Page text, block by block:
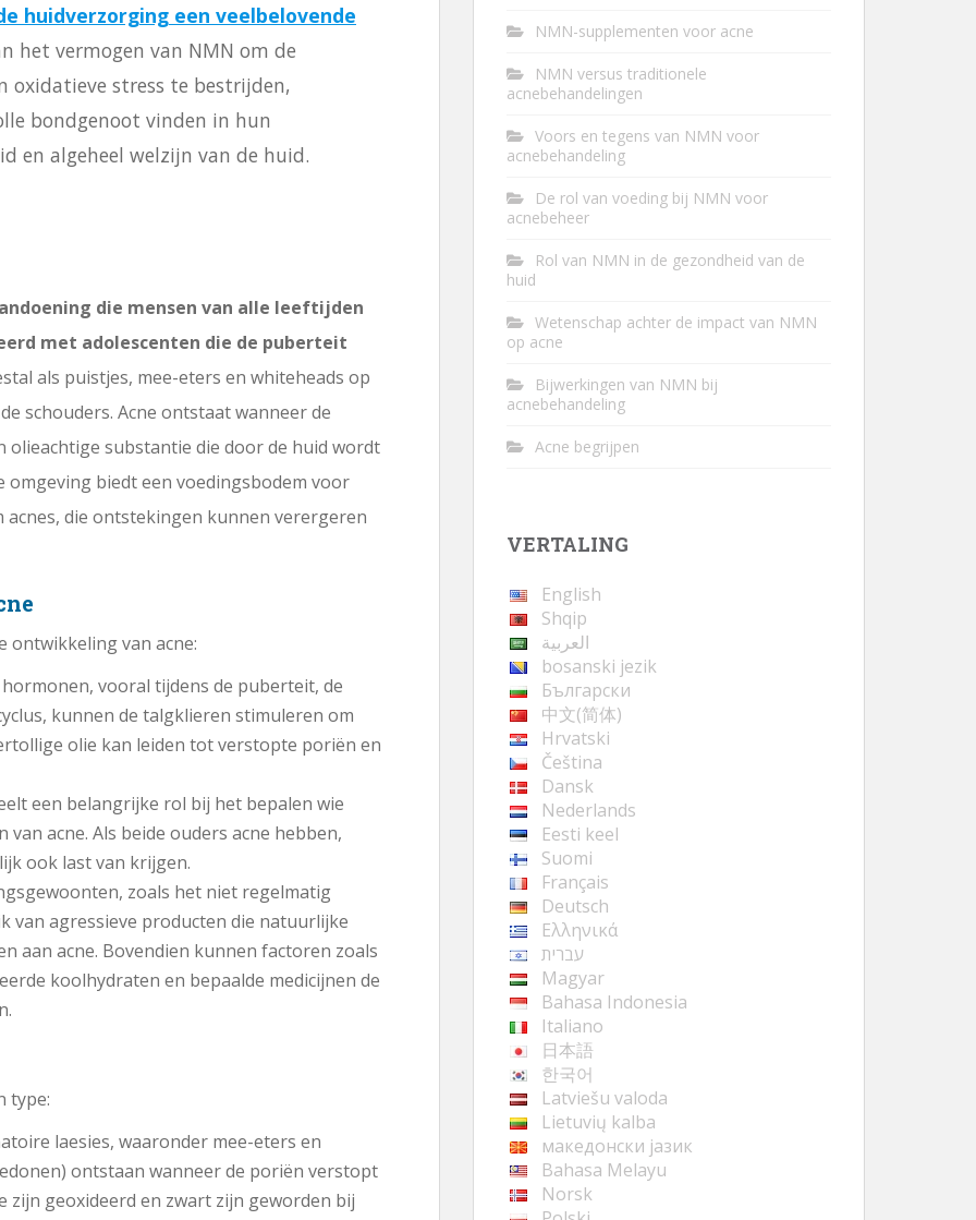
huidverzorging een veelbelovende
het vermogen van NMN om de
oxidatieve stress te bestrijden,
bondgenoot vinden in hun
en algeheel welzijn van de huid.
die mensen van alle leeftijden
met adolescenten die de puberteit
als puistjes, mee-eters en whiteheads op
schouders. Acne ontstaat wanneer de
substantie die door de huid wordt
omgeving biedt een voedingsbodem voor
die ontstekingen kunnen verergeren
ontwikkeling van acne:
vooral tijdens de puberteit, de
kunnen de talgklieren stimuleren om
olie kan leiden tot verstopte poriën en
een belangrijke rol bij het bepalen wie
acne. Als beide ouders acne hebben,
ook last van krijgen.
zoals het niet regelmatig
van agressieve producten die natuurlijke
aan acne. Bovendien kunnen factoren zoals
koolhydraten en bepaalde medicijnen de
type:
laesies, waaronder mee-eters en
ontstaan ​​wanneer de poriën verstopt
zijn geoxideerd en zwart zijn geworden bij
NMN-supplementen voor acne
NMN versus traditionele
acnebehandelingen
Voors en tegens van NMN voor
acnebehandeling
De rol van voeding bij NMN voor
acnebeheer
Rol van NMN in de gezondheid van de
huid
Wetenschap achter de impact van NMN
op acne
Bijwerkingen van NMN bij
acnebehandeling
Acne begrijpen
VERTALING
English
Shqip
العربية
bosanski jezik
Български
中文(简体)
Hrvatski
Čeština
Dansk
Nederlands
Eesti keel
Suomi
Français
Deutsch
Ελληνικά
עברית
Magyar
Bahasa Indonesia
Italiano
日本語
한국어
Latviešu valoda
Lietuvių kalba
македонски јазик
Bahasa Melayu
Norsk